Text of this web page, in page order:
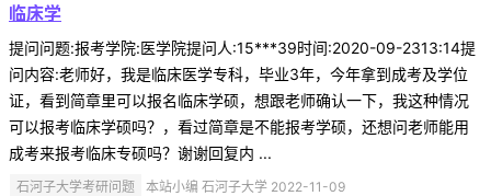
临床学
提问问题:报考学院:医学院提问人:15***39时间:2020-09-2313:14提
问内容:老师好，我是临床医学专科，毕业3年，今年拿到成考及学位
证，看到简章里可以报名临床学硕，想跟老师确认一下，我这种情况
可以报考临床学硕吗？，看过简章是不能报考学硕，还想问老师能用
成考来报考临床专硕吗？谢谢回复内 ...
石河子大学考研问题 本站小编 石河子大学 2022-11-09